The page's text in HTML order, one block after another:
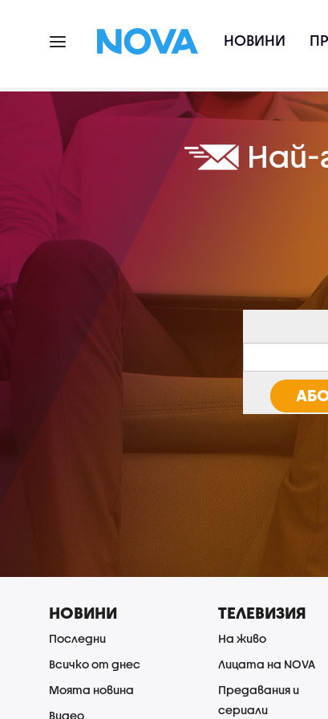
НОВИНИ
Най-
НОВИНИ
Последни
Всичко от днес
Моята новина
Видео
ТЕЛЕВИЗИЯ
На живо
Лицата на NOVA
Предавания и
сериали